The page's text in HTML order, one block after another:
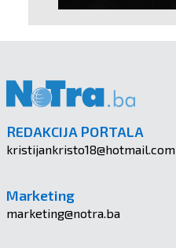
REDAKCIJA PORTALA
kristijankristo18@hotmail.com
Marketing
marketing@notra.ba